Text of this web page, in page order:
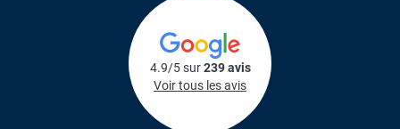
4.9/5 sur239 avis
Voir tous les avis